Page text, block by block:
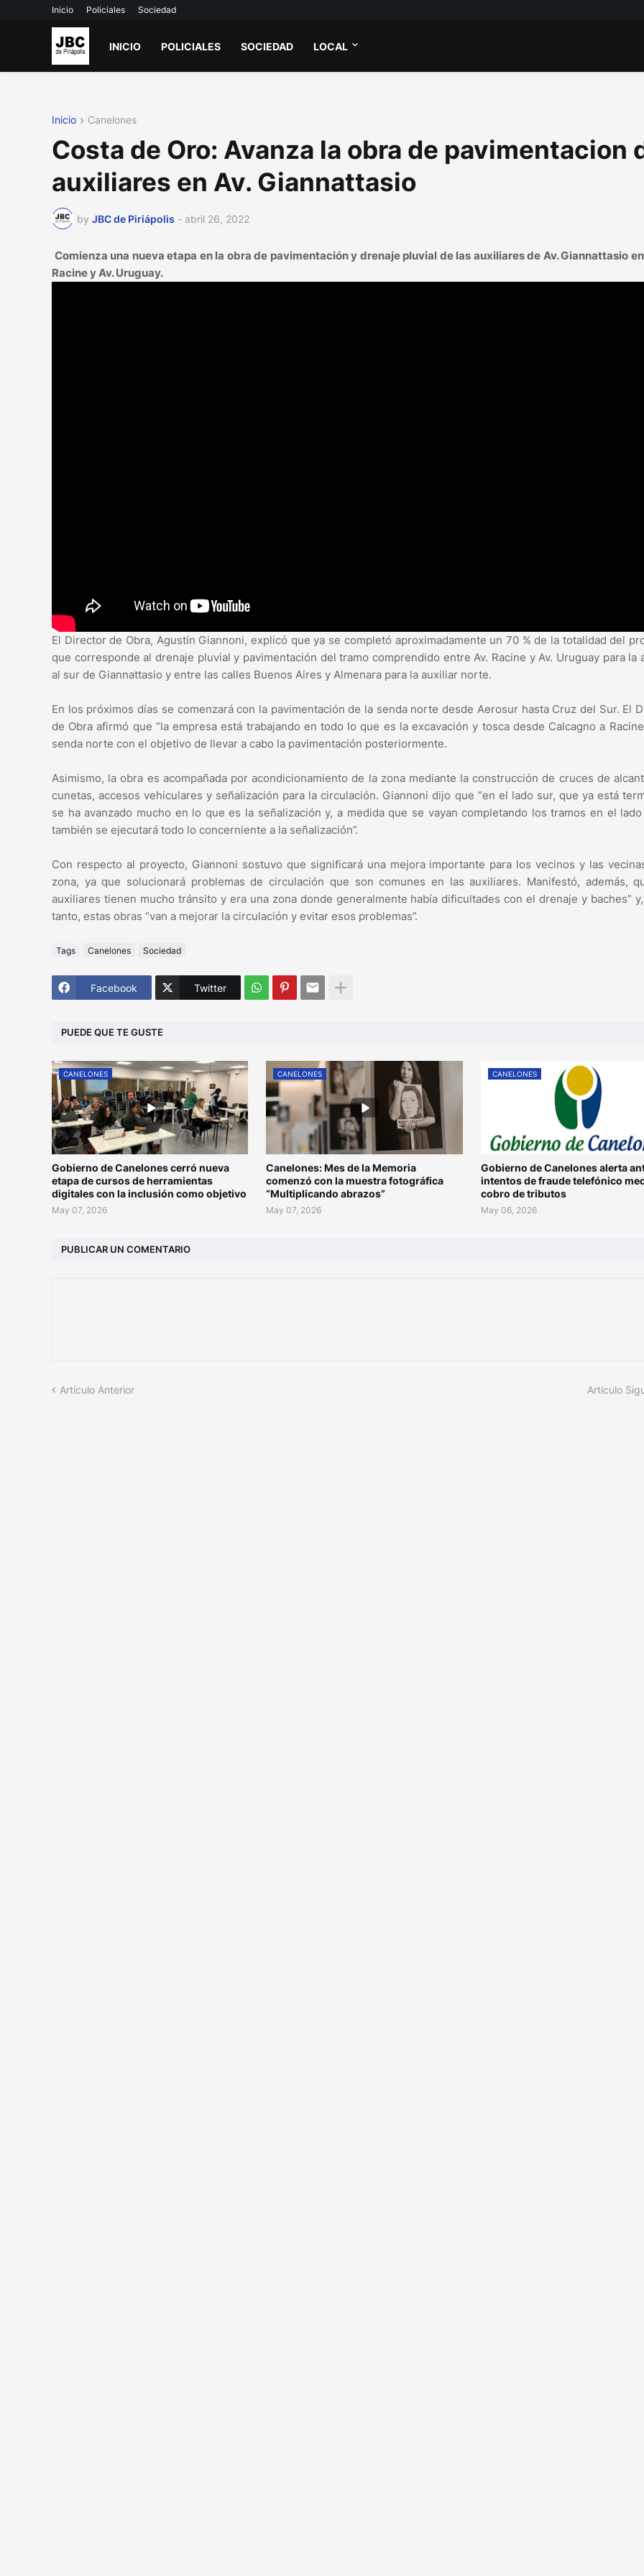
Inicio Policiales Sociedad
INICIO POLICIALES SOCIEDAD LOCAL
Inicio Canelones
Costa de Oro: Avanza la obra de pavimentacion
auxiliares en Av. Giannattasio
by JBC de Piriápolis - abril 26, 2022
Comienza una nueva etapa en la obra de pavimentación y drenaje pluvial de las auxiliares de Av. Giannattasio
Racine y Av. Uruguay.
El Director de Obra, Agustín Giannoni, explicó que ya se completó aproximadamente un 70 % de la totalidad del
que corresponde al drenaje pluvial y pavimentación del tramo comprendido entre Av. Racine y Av. Uruguay para la
al sur de Giannattasio y entre las calles Buenos Aires y Almenara para la auxiliar norte.
En los próximos días se comenzará con la pavimentación de la senda norte desde Aerosur hasta Cruz del Sur. El
de Obra afirmó que “la empresa está trabajando en todo lo que es la excavación y tosca desde Calcagno a
senda norte con el objetivo de llevar a cabo la pavimentación posteriormente.
Asimismo, la obra es acompañada por acondicionamiento de la zona mediante la construcción de cruces de
cunetas, accesos vehiculares y señalización para la circulación. Giannoni dijo que “en el lado sur, que ya está
se ha avanzado mucho en lo que es la señalización y, a medida que se vayan completando los tramos en el
también se ejecutará todo lo concerniente a la señalización”.
Con respecto al proyecto, Giannoni sostuvo que significará una mejora importante para los vecinos y las
zona, ya que solucionará problemas de circulación que son comunes en las auxiliares. Manifestó, además,
auxiliares tienen mucho tránsito y era una zona donde generalmente había dificultades con el drenaje y baches”
tanto, estas obras “van a mejorar la circulación y evitar esos problemas”.
Tags Canelones Sociedad
Facebook Twitter
PUEDE QUE TE GUSTE
CANELONES
Gobierno de Canelones cerró nueva
etapa de cursos de herramientas
digitales con la inclusión como objetivo
May 07, 2026
CANELONES
Canelones: Mes de la Memoria
comenzó con la muestra fotográfica
“Multiplicando abrazos”
May 07, 2026
CANELONES
Gobierno de Canelones alerta
intentos de fraude telefónico
cobro de tributos
May 06, 2026
PUBLICAR UN COMENTARIO
Artículo Anterior Artículo